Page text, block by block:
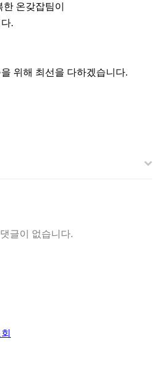
온갖잡팀이
.
위해 최선을 다하겠습니다.
글이 없습니다.